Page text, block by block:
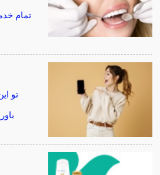
تمام
تو